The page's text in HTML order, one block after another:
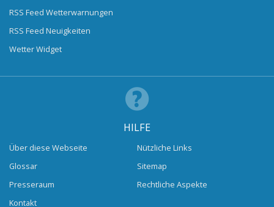
RSS Feed Wetterwarnungen
RSS Feed Neuigkeiten
Wetter Widget
HILFE
Über diese Webseite
Glossar
Presseraum
Kontakt
Nützliche Links
Sitemap
Rechtliche Aspekte